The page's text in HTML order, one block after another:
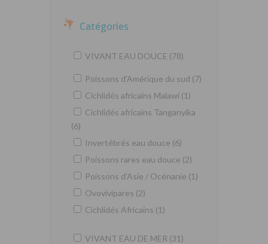
Catégories
VIVANT EAU DOUCE (78)
Poissons d'Amérique du sud (7)
Cichlidés africains Malawi (1)
Cichlidés africains Tanganyika
(6)
Invertébrés eau douce (6)
Poissons rares eau douce (2)
Poissons d'Asie / Océnanie (1)
Ovovivipares (2)
Cichlidés Africains (1)
VIVANT EAU DE MER (31)